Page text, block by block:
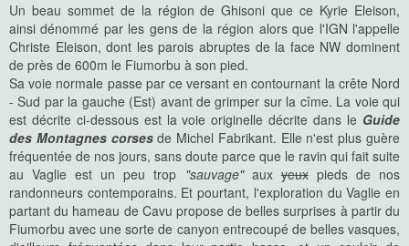
Un beau sommet de la région de Ghisoni que ce Kyrie Eleison,
ainsi dénommé par les gens de la région alors que l'IGN l'appelle
Christe Eleison, dont les parois abruptes de la face NW dominent
de près de 600m le Fiumorbu à son pied.
Sa voie normale passe par ce versant en contournant la crête Nord
- Sud par la gauche (Est) avant de grimper sur la cîme. La voie qui
est décrite ci-dessous est la voie originelle décrite dans le Guide
des Montagnes corsesde Michel Fabrikant. Elle n'est plus guère
fréquentée de nos jours, sans doute parce que le ravin qui fait suite
au Vaglie est un peu trop "sauvage"auxyeuxpieds de nos
randonneurs contemporains. Et pourtant, l'exploration du Vaglie en
partant du hameau de Cavu propose de belles surprises à partir du
Fiumorbu avec une sorte de canyon entrecoupé de belles vasques,